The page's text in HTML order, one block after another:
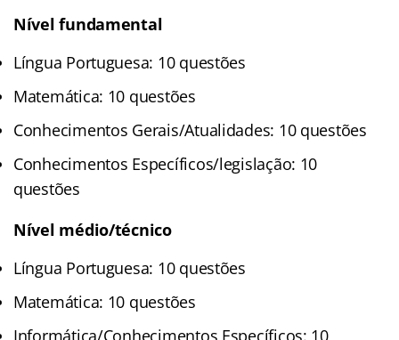
Nível fundamental
Língua Portuguesa: 10 questões
Matemática: 10 questões
Conhecimentos Gerais/Atualidades: 10 questões
Conhecimentos Específicos/legislação: 10
questões
Nível médio/técnico
Língua Portuguesa: 10 questões
Matemática: 10 questões
Informática/Conhecimentos Específicos: 10